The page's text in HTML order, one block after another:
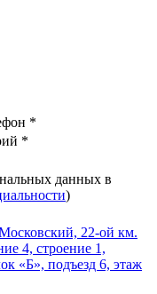
*
*
данных в
)
22-ой км.
4, строение 1,
«Б», подъезд 6, этаж